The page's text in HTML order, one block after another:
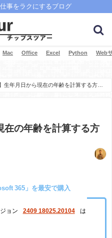
事をラクにするブログ
Mac Office Excel Python Web
生年月日から現在の年齢を計算する方法
在の年齢を計算する方
365」を最安で購入
ョン 2409 18025.20104
は